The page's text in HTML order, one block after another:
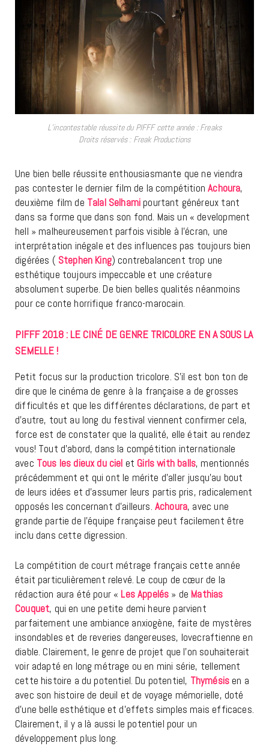
L’incontestable réussite du PIFFF cette année : Freaks
Droits réservés : Freak Productions
Une bien belle réussite enthousiasmante que ne viendra
pas contester le dernier film de la compétitionAchoura,
deuxième film de Talal Selhami pourtant généreux tant
dans sa forme que dans son fond. Mais un « development
hell » malheureusement parfois visible à l’écran, une
interprétation inégale et des influences pas toujours bien
digérées ( Stephen King) contrebalancent trop une
esthétique toujours impeccable et une créature
absolument superbe. De bien belles qualités néanmoins
pour ce conte horrifique franco-marocain.
PIFFF 2018 : LE CINÉ DE GENRE TRICOLORE EN A SOUS LA
SEMELLE !
Petit focus sur la production tricolore. S’il est bon ton de
dire que le cinéma de genre à la française a de grosses
difficultés et que les différentes déclarations, de part et
d’autre, tout au long du festival viennent confirmer cela,
force est de constater que la qualité, elle était au rendez
vous! Tout d’abord, dans la compétition internationale
avec Tous les dieux du ciel et Girls with balls, mentionnés
précédemment et qui ont le mérite d’aller jusqu’au bout
de leurs idées et d’assumer leurs partis pris, radicalement
opposés les concernant d’ailleurs. Achoura, avec une
grande partie de l’équipe française peut facilement être
inclu dans cette digression.
La compétition de court métrage français cette année
était particulièrement relevé. Le coup de cœur de la
rédaction aura été pour « Les Appelés » de Mathias
Couquet, qui en une petite demi heure parvient
parfaitement une ambiance anxiogène, faite de mystères
insondables et de reveries dangereuses, lovecraftienne en
diable. Clairement, le genre de projet que l’on souhaiterait
voir adapté en long métrage ou en mini série, tellement
cette histoire a du potentiel. Du potentiel, Thymésis en a
avec son histoire de deuil et de voyage mémorielle, doté
d’une belle esthétique et d’effets simples mais efficaces.
Clairement, il y a là aussi le potentiel pour un
développement plus long.